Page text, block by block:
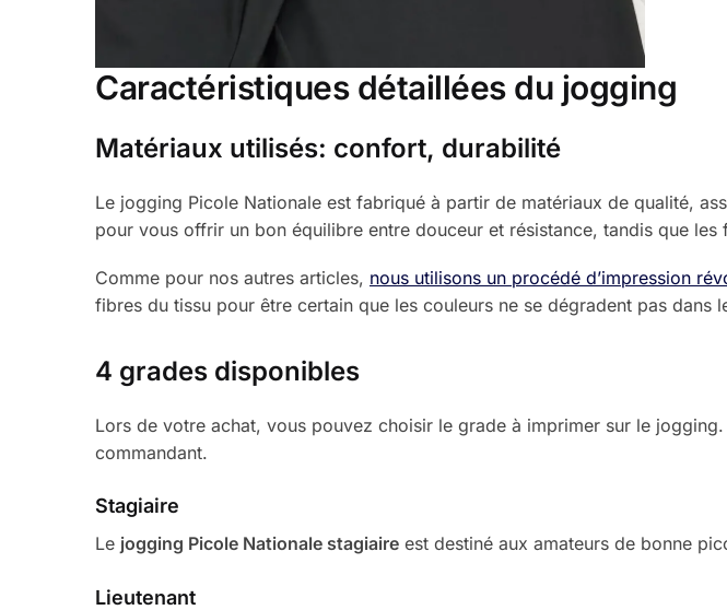
Caractéristiques détaillées du jogging
Matériaux utilisés: confort, durabilité
Le jogging Picole Nationale est fabriqué à partir de matériaux de qualité,
pour vous offrir un bon équilibre entre douceur et résistance, tandis que
Comme pour nos autres articles, nous utilisons un procédé d’impression
fibres du tissu pour être certain que les couleurs ne se dégradent pas dans
4 grades disponibles
Lors de votre achat, vous pouvez choisir le grade à imprimer sur le
commandant.
Stagiaire
Le jogging Picole Nationale stagiaire est destiné aux amateurs de bonne
Lieutenant